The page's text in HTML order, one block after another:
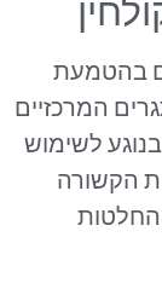
בהטמעת
המרכזיים
לשימוש
הקשורה